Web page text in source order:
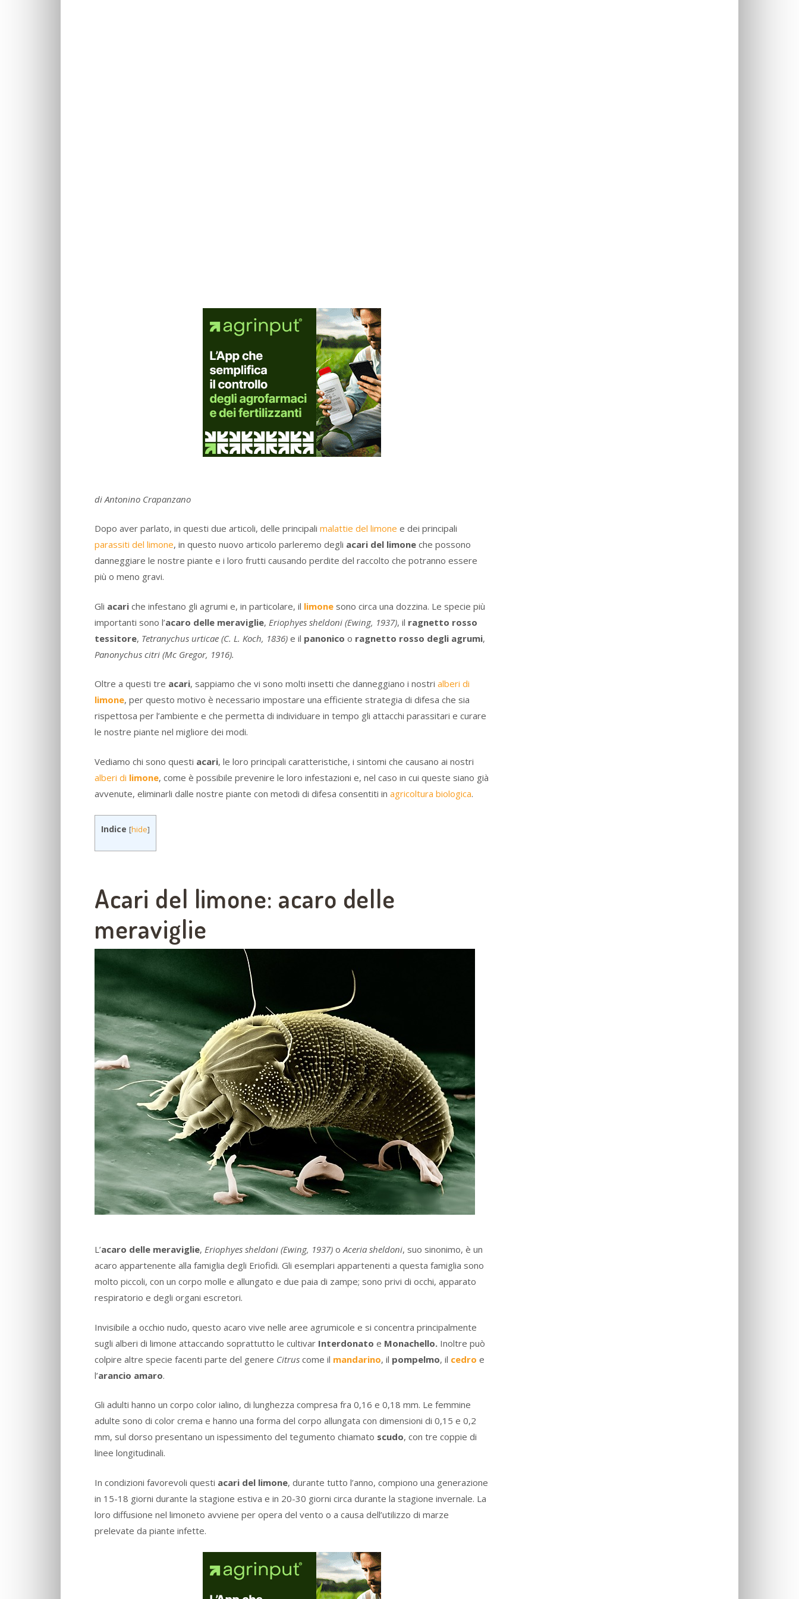
di Antonino Crapanzano
Dopo aver parlato, in questi due articoli, delle principali malattie del limone e dei principali
parassiti del limone, in questo nuovo articolo parleremo degli acari del limone che possono
danneggiare le nostre piante e i loro frutti causando perdite del raccolto che potranno essere
più o meno gravi.
Gli acari che infestano gli agrumi e, in particolare, il limone sono circa una dozzina. Le specie più
importanti sono l’acaro delle meraviglie, Eriophyes sheldoni (Ewing, 1937), il ragnetto rosso
tessitore, Tetranychus urticae (C. L. Koch, 1836) e il panonico o ragnetto rosso degli agrumi,
Panonychus citri (Mc Gregor, 1916).
Oltre a questi tre acari, sappiamo che vi sono molti insetti che danneggiano i nostri alberi di
limone, per questo motivo è necessario impostare una efficiente strategia di difesa che sia
rispettosa per l’ambiente e che permetta di individuare in tempo gli attacchi parassitari e curare
le nostre piante nel migliore dei modi.
Vediamo chi sono questi acari, le loro principali caratteristiche, i sintomi che causano ai nostri
alberi di limone, come è possibile prevenire le loro infestazioni e, nel caso in cui queste siano già
avvenute, eliminarli dalle nostre piante con metodi di difesa consentiti in agricoltura biologica.
Indice [hide]
Acari del limone: acaro delle
meraviglie
L’acaro delle meraviglie, Eriophyes sheldoni (Ewing, 1937) oAceria sheldoni, suo sinonimo, è un
acaro appartenente alla famiglia degli Eriofidi. Gli esemplari appartenenti a questa famiglia sono
molto piccoli, con un corpo molle e allungato e due paia di zampe; sono privi di occhi, apparato
respiratorio e degli organi escretori.
Invisibile a occhio nudo, questo acaro vive nelle aree agrumicole e si concentra principalmente
sugli alberi di limone attaccando soprattutto le cultivar Interdonato e Monachello. Inoltre può
colpire altre specie facenti parte del genere Citrus come il mandarino, il pompelmo, il cedro e
l’arancio amaro.
Gli adulti hanno un corpo color ialino, di lunghezza compresa fra 0,16 e 0,18 mm. Le femmine
adulte sono di color crema e hanno una forma del corpo allungata con dimensioni di 0,15 e 0,2
mm, sul dorso presentano un ispessimento del tegumento chiamato scudo, con tre coppie di
linee longitudinali.
In condizioni favorevoli questi acari del limone, durante tutto l’anno, compiono una generazione
in 15-18 giorni durante la stagione estiva e in 20-30 giorni circa durante la stagione invernale. La
loro diffusione nel limoneto avviene per opera del vento o a causa dell’utilizzo di marze
prelevate da piante infette.